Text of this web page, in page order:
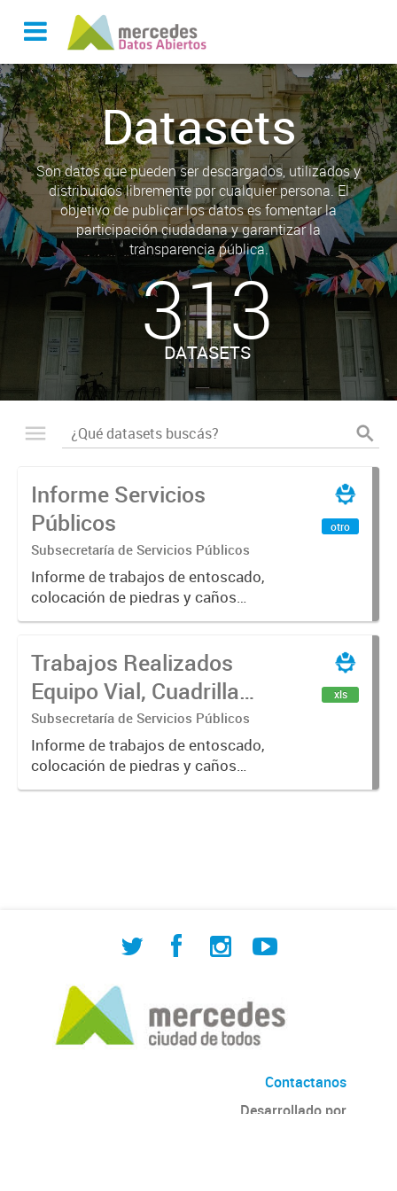
Datasets
Son datos que pueden ser descargados, utilizados y
distribuidos libremente por cualquier persona. El
objetivo de publicar los datos es fomentar la
participación ciudadana y garantizar la
transparencia pública.
313
DATASETS
Informe Servicios
Públicos
Subsecretaría de Servicios Públicos
Informe de trabajos de entoscado,
colocación de piedras y caños
(zanjeo - cruce de calles) Informe
construcción, colocación de tapa
registro, reparación...
otro
Trabajos Realizados
Equipo Vial, Cuadrilla
Bacheo, Servicio
Eléctrico - Noviembre
2021
Subsecretaría de Servicios Públicos
Informe de trabajos de entoscado,
colocación de piedras y caños
(zanjeo - cruce de calles) Informe
xls
Contactanos
Desarrollado por